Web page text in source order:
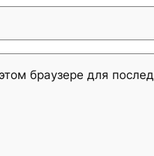
браузере для